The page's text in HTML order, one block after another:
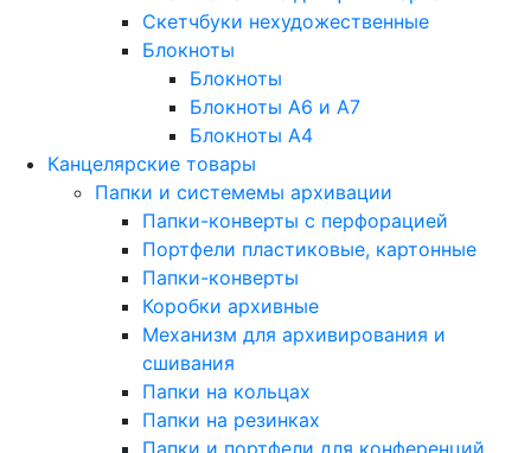
Скетчбуки нехудожественные
Блокноты
Блокноты
Блокноты A6 и A7
Блокноты A4
Канцелярские товары
Папки и системемы архивации
Папки-конверты с перфорацией
Портфели пластиковые, картонные
Папки-конверты
Коробки архивные
Механизм для архивирования и
сшивания
Папки на кольцах
Папки на резинках
Папки и портфели для конференций